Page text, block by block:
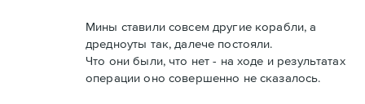
Мины ставили совсем другие корабли, а
дредноуты так, далече постояли.
Что они были, что нет - на ходе и результатах
операции оно совершенно не сказалось.